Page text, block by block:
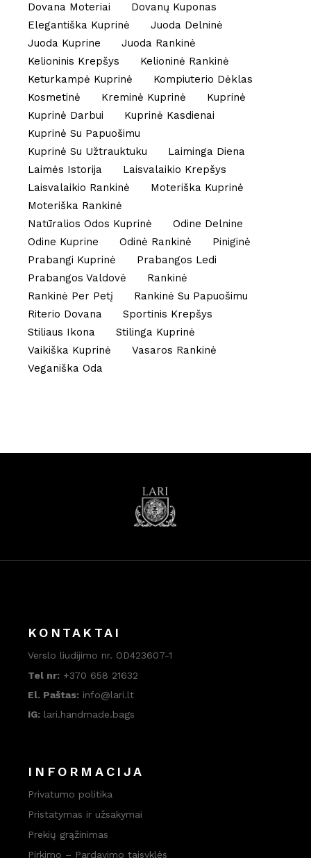
Dovana Moteriai
Dovanų Kuponas
Elegantiška Kuprinė
Juoda Delninė
Juoda Kuprine
Juoda Rankinė
Kelioninis Krepšys
Kelioninė Rankinė
Keturkampė Kuprinė
Kompiuterio Dėklas
Kosmetinė
Kreminė Kuprinė
Kuprinė
Kuprinė Darbui
Kuprinė Kasdienai
Kuprinė Su Papuošimu
Kuprinė Su Užtrauktuku
Laiminga Diena
Laimės Istorija
Laisvalaikio Krepšys
Laisvalaikio Rankinė
Moteriška Kuprinė
Moteriška Rankinė
Natūralios Odos Kuprinė
Odine Delnine
Odine Kuprine
Odinė Rankinė
Piniginė
Prabangi Kuprinė
Prabangos Ledi
Prabangos Valdovė
Rankinė
Rankinė Per Petį
Rankinė Su Papuošimu
Riterio Dovana
Sportinis Krepšys
Stiliaus Ikona
Stilinga Kuprinė
Vaikiška Kuprinė
Vasaros Rankinė
Veganiška Oda
KONTAKTAI
Verslo liudijimo nr. OD423607-1
Tel nr: +370 658 21632
El. Paštas: info@lari.lt
IG: lari.handmade.bags
INFORMACIJA
Privatumo politika
Pristatymas ir užsakymai
Prekių grąžinimas
Pirkimo – Pardavimo taisyklės